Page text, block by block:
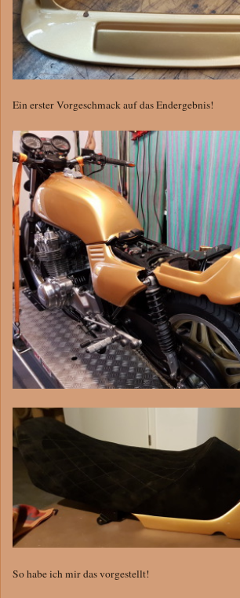
Ein erster Vorgeschmack auf das Endergebnis!
So habe ich mir das vorgestellt!